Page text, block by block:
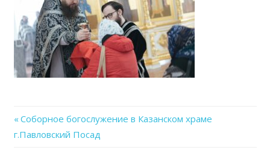
Навигация
Previous
Post:
Соборное богослужение в Казанском храме
г.Павловский Посад